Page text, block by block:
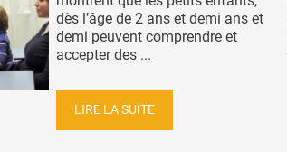
dès l’âge de 2 ans et demi ans et
demi peuvent comprendre et
accepter des ...
LIRE LA SUITE